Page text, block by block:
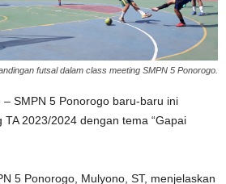
futsal dalam class meeting SMPN 5 Ponorogo.
– SMPN 5 Ponorogo baru-baru ini
2023/2024 dengan tema “Gapai
5 Ponorogo, Mulyono, ST, menjelaskan